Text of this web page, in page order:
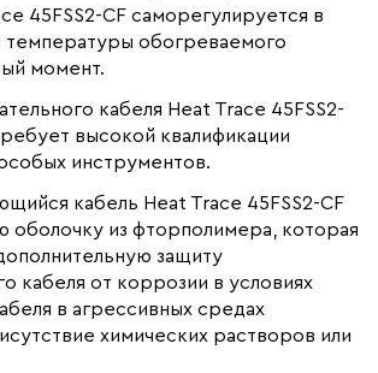
изгиба (мм)
45FSS2-CF саморегулируется в
температуры обогреваемого
момент.
кабеля Heat Trace 45FSS2-
высокой квалификации
инструментов.
кабель Heat Trace 45FSS2-CF
из фторполимера, которая
защиту
кабеля от коррозии в условиях
в агрессивных средах
химических растворов или